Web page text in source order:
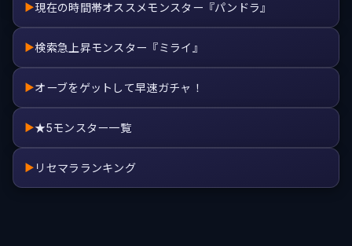
▶現在の時間帯オススメモンスター『パンドラ』
▶検索急上昇モンスター『ミライ』
▶オーブをゲットして早速ガチャ！
▶★5モンスター一覧
▶ リセマラランキング